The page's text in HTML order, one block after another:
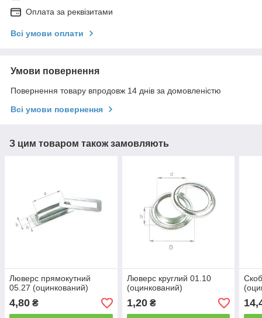
Оплата за реквізитами
Всі умови оплати
Умови повернення
Повернення товару впродовж 14 днів за домовленістю
Всі умови повернення
З цим товаром також замовляють
Люверс прямокутний
05.27 (оцинкований)
4,80 ₴
Люверс круглий 01.10
(оцинкований)
1,20₴